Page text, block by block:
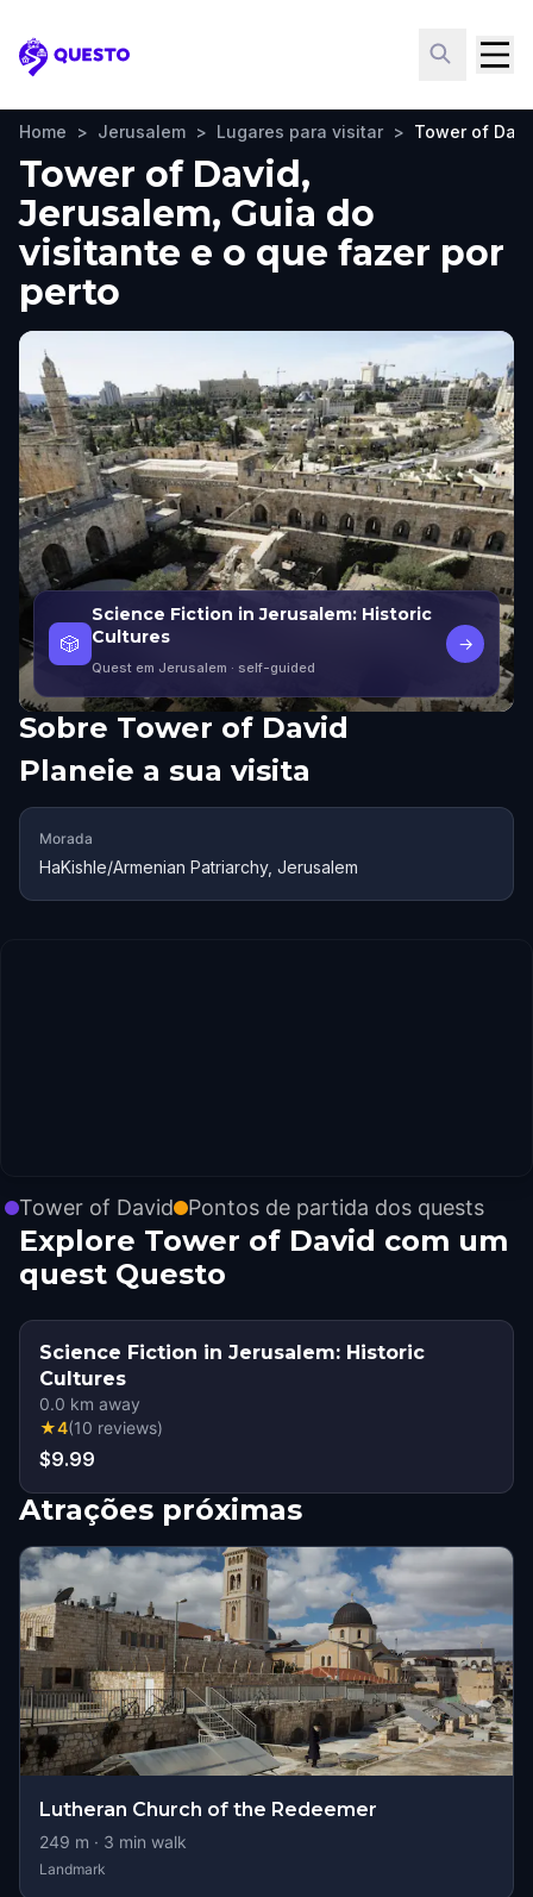
Questo
Home > Jerusalem > Lugares para visitar > Tower of
Tower of David,
Jerusalem, Guia do
visitante e o que fazer por
perto
🎲
Science Fiction in Jerusalem: Historic
Cultures
Quest em Jerusalem · self-guided
→
Sobre Tower of David
Planeie a sua visita
Morada
HaKishle/Armenian Patriarchy, Jerusalem
Tower of David Pontos de partida dos quests
Explore Tower of David com um
quest Questo
Science Fiction in Jerusalem: Historic
Cultures
0.0 km away
★4(10 reviews)
$9.99
Atrações próximas
Lutheran Church of the Redeemer
249 m · 3 min walk
Landmark